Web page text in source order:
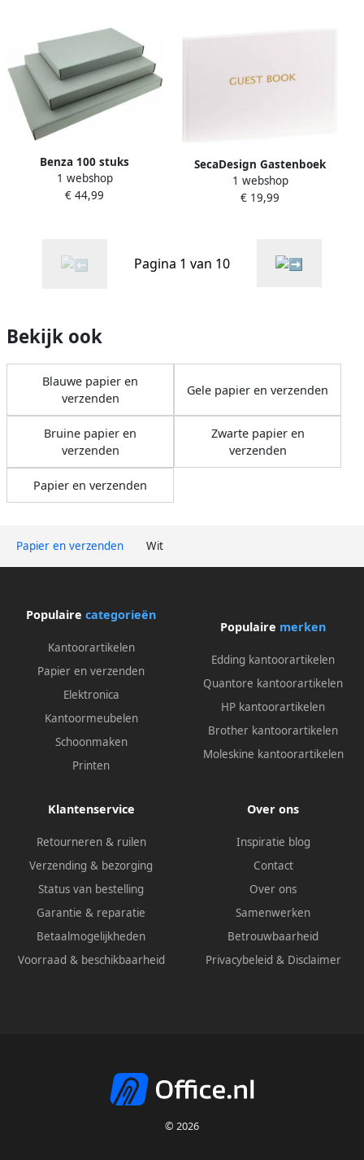
Papier en verzenden Wit
Benza 100 stuks
Brievenbusdoos
verzenddoos A4+ 350 x 250
1 webshop
€ 44,99
SecaDesign Gastenboek
GUEST BOOK A4 formaat wit
goud receptieboek huwelijk
1 webshop
€ 19,99
Pagina 1 van 10
Bekijk ook
Blauwe papier en
verzenden
Gele papier en verzenden
Bruine papier en
verzenden
Zwarte papier en
verzenden
Papier en verzenden
Populaire categorieën
Kantoorartikelen
Papier en verzenden
Elektronica
Kantoormeubelen
Schoonmaken
Printen
Populaire merken
Edding kantoorartikelen
Quantore kantoorartikelen
HP kantoorartikelen
Brother kantoorartikelen
Moleskine kantoorartikelen
Klantenservice
Retourneren & ruilen
Verzending & bezorging
Status van bestelling
Garantie & reparatie
Betaalmogelijkheden
Voorraad & beschikbaarheid
Over ons
Inspiratie blog
Contact
Over ons
Samenwerken
Betrouwbaarheid
Privacybeleid & Disclaimer
© 2026